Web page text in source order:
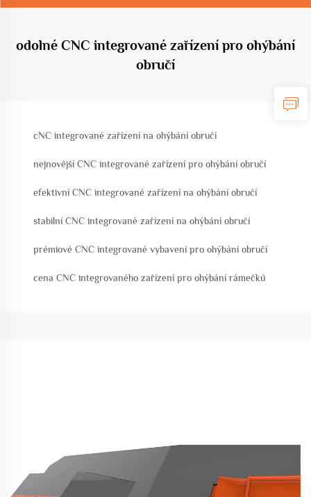
odolné CNC integrované zařízení pro ohýbání
obručí
cNC integrované zařízení na ohýbání obručí
nejnovější CNC integrované zařízení pro ohýbání obručí
efektivní CNC integrované zařízení na ohýbání obručí
stabilní CNC integrované zařízení na ohýbání obručí
prémiové CNC integrované vybavení pro ohýbání obručí
cena CNC integrovaného zařízení pro ohýbání rámečků